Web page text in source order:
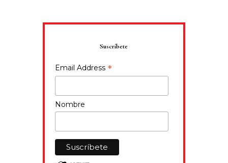
Suscríbete
Email Address *
Nombre